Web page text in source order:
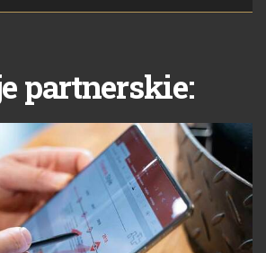
partnerskie: